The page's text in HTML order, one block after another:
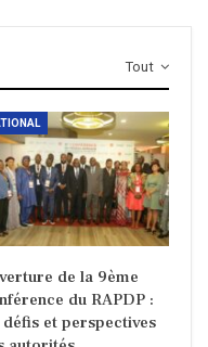
Tout
de la 9ème
du RAPDP :
défis et perspectives